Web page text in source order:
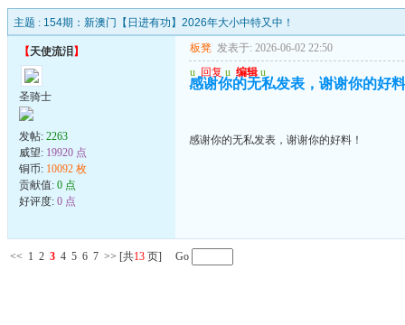
主题 : 154期：新澳门【日进有功】2026年大小中特又中！
【天使流泪 】
圣骑士
发帖: 2263
威望: 19920 点
铜币: 10092 枚
贡献值: 0 点
好评度: 0 点
板凳 发表于: 2026-06-02 22:50
u 回复 u 编辑 u
感谢你的无私发表，谢谢你的好
感谢你的无私发表，谢谢你的好料！
<< 1 2 3 4 5 6 7 >> [共13 页] Go